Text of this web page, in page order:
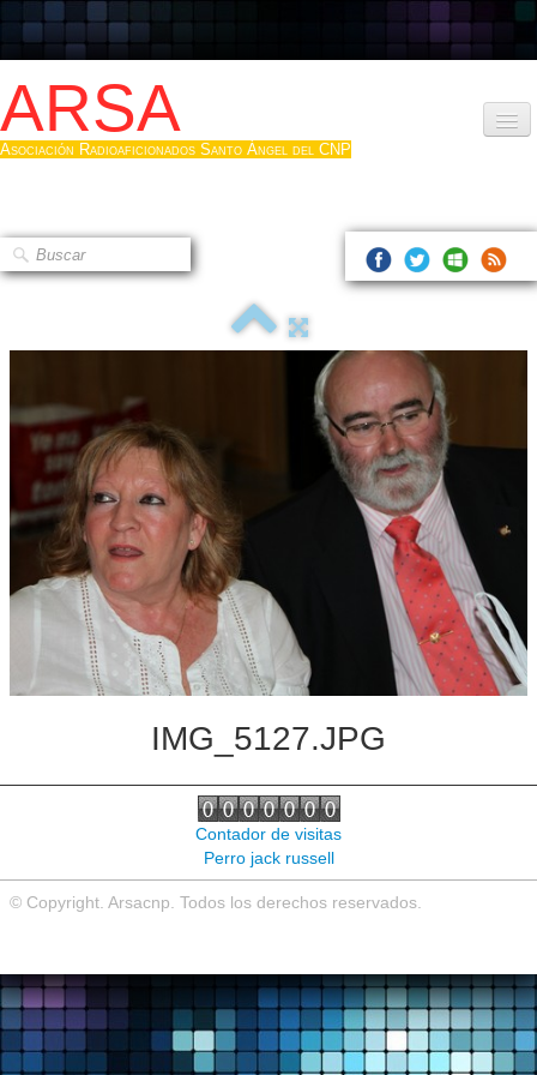
ARSA
Asociación Radioaficionados Santo Ángel del CNP
Que es la ARSA
Hacerse socio
Log diploma en Pdf
Fotos▼
Sistemas Digitales
Noticias de interés
Contacto
IMG_5127.JPG
Contador de visitas
Perro jack russell
© Copyright. Arsacnp. Todos los derechos reservados.